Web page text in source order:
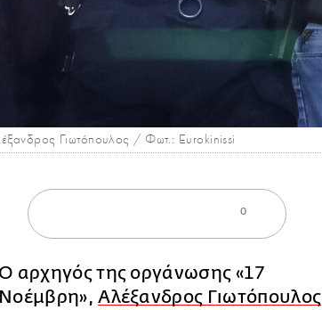
Γιωτόπουλος / Φωτ.: Eurokinissi
0
Ο αρχηγός της οργάνωσης «17
Νοέμβρη»,Αλέξανδρος Γιωτόπουλος